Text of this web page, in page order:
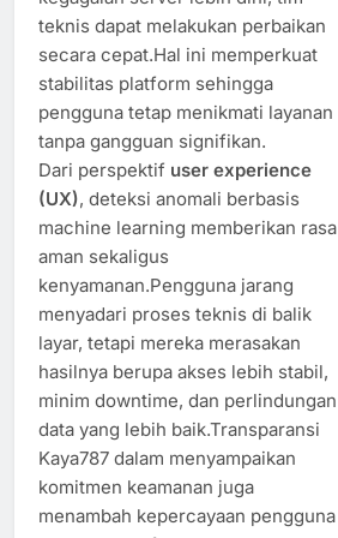
teknis dapat melakukan perbaikan
secara cepat.Hal ini memperkuat
stabilitas platform sehingga
pengguna tetap menikmati layanan
tanpa gangguan signifikan.
Dari perspektif user experience
(UX), deteksi anomali berbasis
machine learning memberikan rasa
aman sekaligus
kenyamanan.Pengguna jarang
menyadari proses teknis di balik
layar, tetapi mereka merasakan
hasilnya berupa akses lebih stabil,
minim downtime, dan perlindungan
data yang lebih baik.Transparansi
Kaya787 dalam menyampaikan
komitmen keamanan juga
menambah kepercayaan pengguna